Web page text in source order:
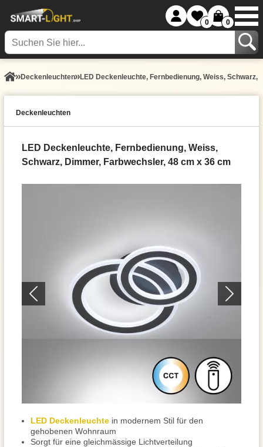
0 0
Decken­leuchten LED Deckenleuchte, Fernbedienung, Weiss, Schwarz,
Decken­leuchten
LED Deckenleuchte, Fernbedienung, Weiss,
Schwarz, Dimmer, Farbwechsler, 48 cm x 36 cm
LED Deckenleuchte in modernem Stil für den
gehobenen Wohnraum
Sorgt für eine gleichmässige Lichtverteilung